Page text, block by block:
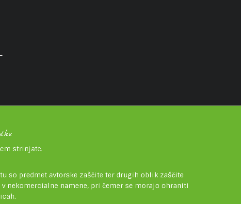
strinjate.
so predmet avtorske zaščite ter drugih oblik zaščite
nekomercialne namene, pri čemer se morajo ohraniti